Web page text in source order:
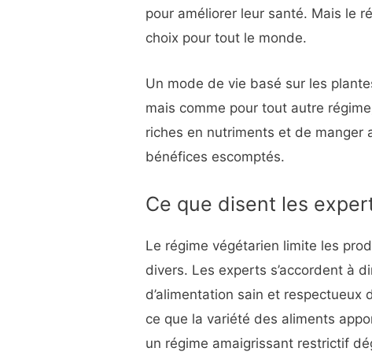
pour améliorer leur santé. Mais le
choix pour tout le monde.
Un mode de vie basé sur les
mais comme pour tout autre
riches en nutriments et de manger
bénéfices escomptés.
Ce que disent les
Le régime végétarien limite les
divers. Les experts s’accordent à
d’alimentation sain et respectueux
ce que la variété des aliments
un régime amaigrissant restrictif